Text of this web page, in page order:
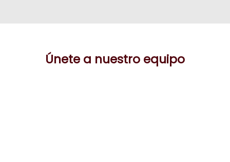
Únete a nuestro equipo